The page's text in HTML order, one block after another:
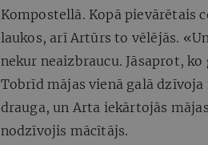
Kompostellā. Kopā pievārētais
laukos, arī Artūrs to vēlējās.
nekur neaizbraucu. Jāsaprot,
Tobrīd mājas vienā galā
drauga, un Arta iekārtojās
nodzīvojis mācītājs.